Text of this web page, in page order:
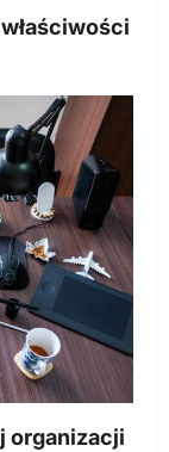
organizacji